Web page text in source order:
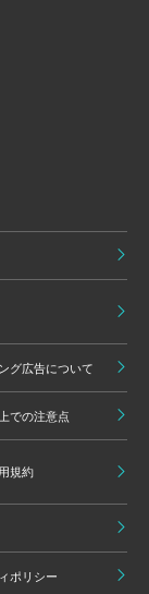
グ広告について
での注意点
規約
ポリシー